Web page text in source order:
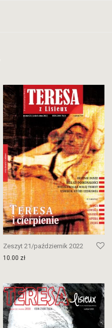
Zeszyt 21/październik 2022
10.00 zł